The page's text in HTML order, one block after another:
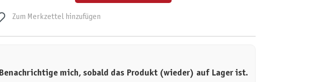
Zum Merkzettel hinzufügen
Benachrichtige mich, sobald das Produkt (wieder) auf Lager ist.